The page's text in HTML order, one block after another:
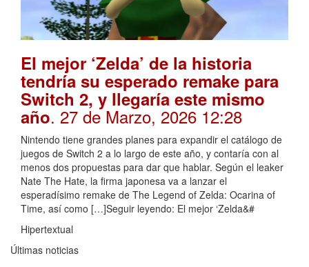
El mejor ‘Zelda’ de la historia
tendría su esperado remake para
Switch 2, y llegaría este mismo
año. 27 de Marzo, 2026 12:28
Nintendo tiene grandes planes para expandir el catálogo de
juegos de Switch 2 a lo largo de este año, y contaría con al
menos dos propuestas para dar que hablar. Según el leaker
Nate The Hate, la firma japonesa va a lanzar el
esperadísimo remake de The Legend of Zelda: Ocarina of
Time, así como […]Seguir leyendo: El mejor ‘Zelda&#
Hipertextual
Últimas noticias